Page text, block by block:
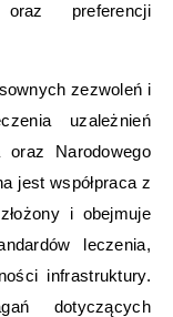
preferencji
zezwoleń i
uzależnień
oraz Narodowego
jest współpraca z
i obejmuje
leczenia,
infrastruktury.
dotyczących